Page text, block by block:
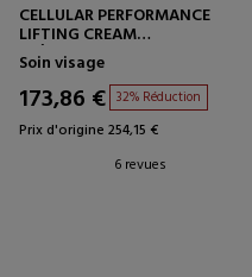
CELLULAR PERFORMANCE
LIFTING CREAM
CRÈME LIFTANTE POUR LE
VISAGE
Soin visage
173,86 € 32% Réduction
Prix d'origine 254,15 €
6 revues